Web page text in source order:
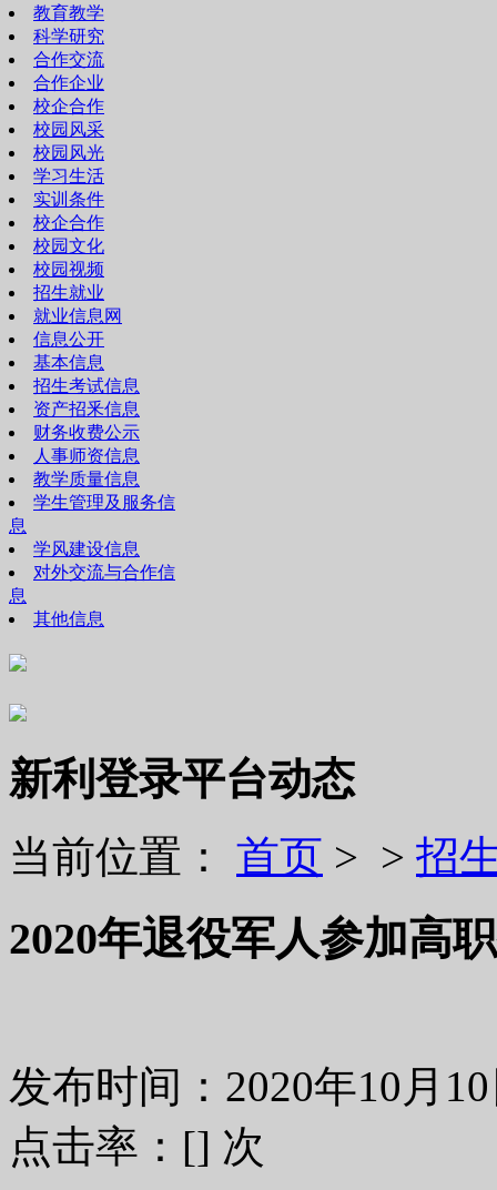
教育教学
科学研究
合作交流
合作企业
校企合作
校园风采
校园风光
学习生活
实训条件
校企合作
校园文化
校园视频
招生就业
就业信息网
信息公开
基本信息
招生考试信息
资产招釆信息
财务收费公示
人事师资信息
教学质量信息
学生管理及服务信
息
学风建设信息
对外交流与合作信
息
其他信息
新利登录平台动态
当前位置：
首页 > > 招
2020年退役军人参加高
发布时间：2020年10月
点击率：[] 次